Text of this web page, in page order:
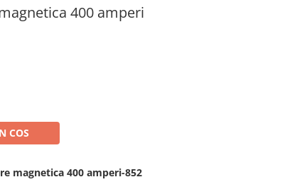
400 amperi
COS
magnetica 400 amperi-852